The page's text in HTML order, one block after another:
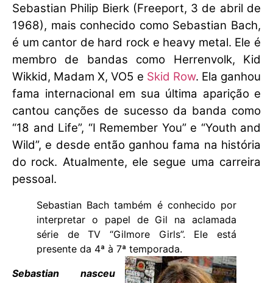
Sebastian Philip Bierk (Freeport, 3 de abril de
1968), mais conhecido como Sebastian Bach,
é um cantor de hard rock e heavy metal. Ele é
membro de bandas como Herrenvolk, Kid
Wikkid, Madam X, VO5 e Skid Row. Ela ganhou
fama internacional em sua última aparição e
cantou canções de sucesso da banda como
“18 and Life”, “I Remember You” e “Youth and
Wild”, e desde então ganhou fama na história
do rock. Atualmente, ele segue uma carreira
pessoal.
Sebastian Bach também é conhecido por
interpretar o papel de Gil na aclamada
série de TV “Gilmore Girls”. Ele está
presente da 4ª à 7ª temporada.
Sebastian nasceu